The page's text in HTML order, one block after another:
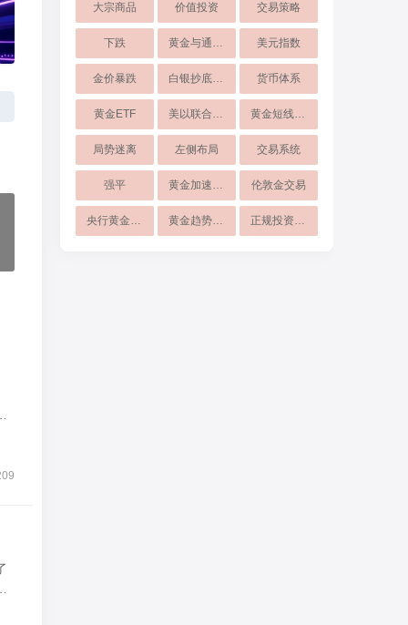
大宗商品 价值投资 交易策略
下跌 黄金与通胀关系 美元指数
金价暴跌 白银抄底技巧 货币体系
黄金ETF 美以联合打击伊朗 黄金短线回落
局势迷离 左侧布局 交易系统
强平 黄金加速下跌 伦敦金交易
央行黄金储备 黄金趋势判断 正规投资软件